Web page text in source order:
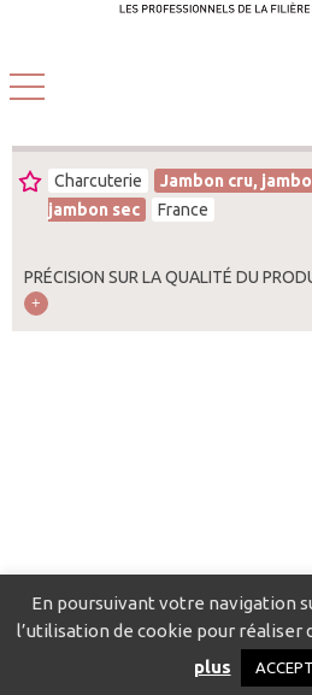
Charcuterie
Jambon cru,
jambon sec
France
PRÉCISION SUR LA QUALITÉ DU
Catalogue pour localiser les
Politique de confidentialité
En poursuivant votre navigation
l’utilisation de cookie pour réaliser
plus